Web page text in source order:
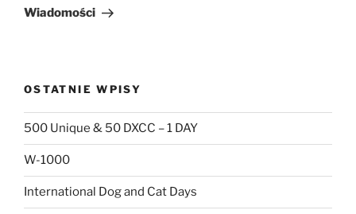
wpis
Wiadomości
OSTATNIE WPISY
500 Unique & 50 DXCC – 1 DAY
W-1000
International Dog and Cat Days